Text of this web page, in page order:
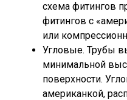
схема фитингов
фитингов с
или
Угловые. Трубы
минимальной
поверхности.
американкой,